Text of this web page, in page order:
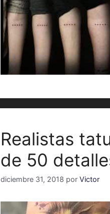
Realistas
de 50
diciembre 31, 2018 por Victor